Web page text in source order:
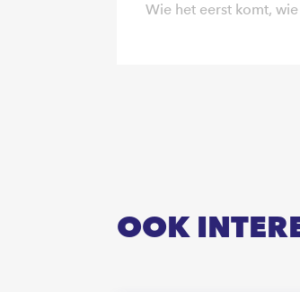
Wie het eerst komt,
OOK